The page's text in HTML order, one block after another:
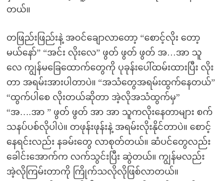
တယ်။
တဖြည်းဖြည်းနဲ့ အဝင်ချောလာတော့ “စောင့်လိုး တော့
မယ်နော်” “အင်း လိုးလေ” ဖွတ် ဖွတ် ဖွတ် အ…အာ သူ
လေ ကျွန်မခြေထောက်တွေကို ပုခုန်းပေါ်ထမ်းထားပြီး လိုး
တာ အရမ်းအားပါတာပဲ။ “အသံတွေအရမ်းထွက်နေတယ်”
“ထွက်ပါစေ လိုးတယ်ဆိုတာ အဲ့လိုအသံထွက်မှ”
“အ….အာ ” ဖွတ် ဖွတ် အာ အာ သူကလိုးနေတာများ စက်
သနပ်ပစ်လိုပါပဲ။ တဖုန်းဖုန်းနဲ့ အရမ်းလိုးနိုင်တာပဲ။ စောင့်
နေရင်းလည်း နခမ်းတွေ လာစုတ်တယ်။ ဆံပင်တွေလည်း
ခေါင်းအောက်က လက်သွင်းပြီး ဆွဲတယ်။ ကျွန်မလည်း
အဲ့လိုကြမ်းတာကို ကြိုက်သလိုလိုဖြစ်လာတယ်။